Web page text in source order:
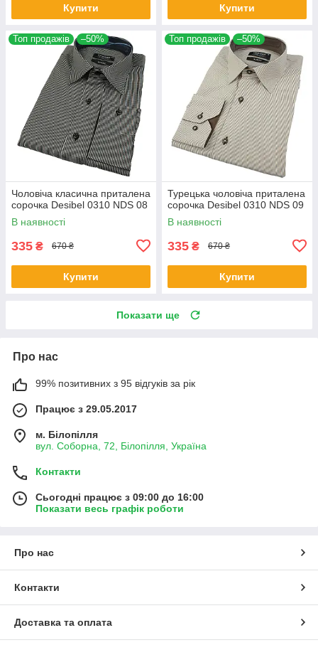
Купити Купити
Топ продажів –50%
Чоловіча класична приталена
сорочка Desibel 0310 NDS 08
В наявності
335 ₴ 670 ₴
Купити
Топ продажів –50%
Турецька чоловіча приталена
сорочка Desibel 0310 NDS 09
В наявності
335 ₴ 670 ₴
Купити
Показати ще
Про нас
99% позитивних з 95 відгуків за рік
Працює з 29.05.2017
м. Білопілля
вул. Соборна, 72, Білопілля, Україна
Контакти
Сьогодні працює з 09:00 до 16:00
Показати весь графік роботи
Про нас
Контакти
Доставка та оплата